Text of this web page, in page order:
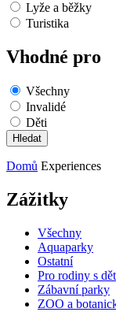
Lyže a běžky
Turistika
Vhodné pro
Všechny
Invalidé
Děti
Domů Experiences
Zážitky
Všechny
Aquaparky
Ostatní
Pro rodiny s
Zábavní parky
ZOO a